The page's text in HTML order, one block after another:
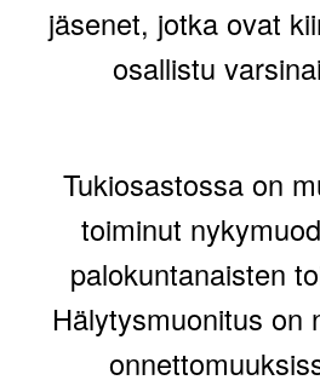
jäsenet, jotka ovat
osallistu
Tukiosastossa on
toiminut
palokuntanaisten
Hälytysmuonitus on